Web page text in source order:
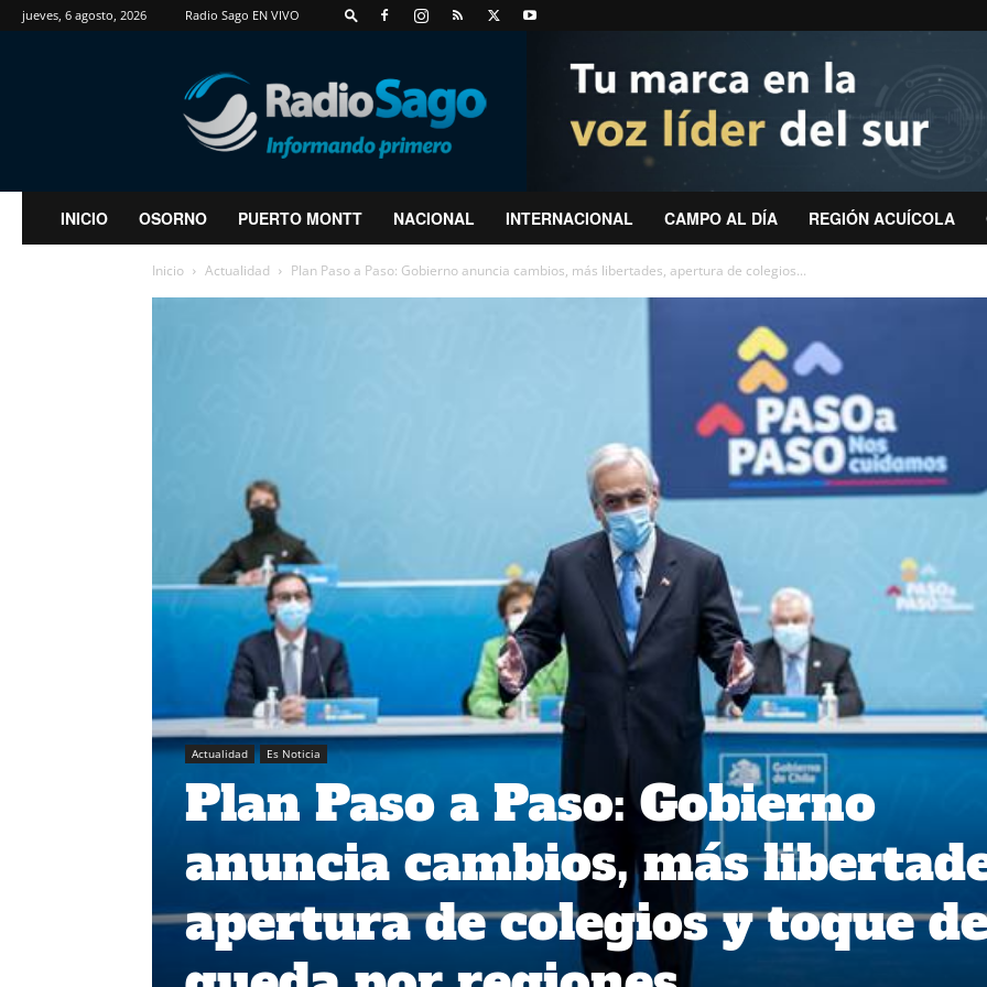
jueves, 6 agosto, 2026 Radio Sago EN VIVO
RadioSago
INICIO OSORNO PUERTO MONTT NACIONAL INTERNACIONAL CAMPO AL DÍA REGIÓN ACUÍCOLA
Inicio Actualidad Plan Paso a Paso: Gobierno anuncia cambios, más libertades, apertura de colegios...
Actualidad Es Noticia
Plan Paso a Paso: Gobierno
anuncia cambios, más
apertura de colegios y toque